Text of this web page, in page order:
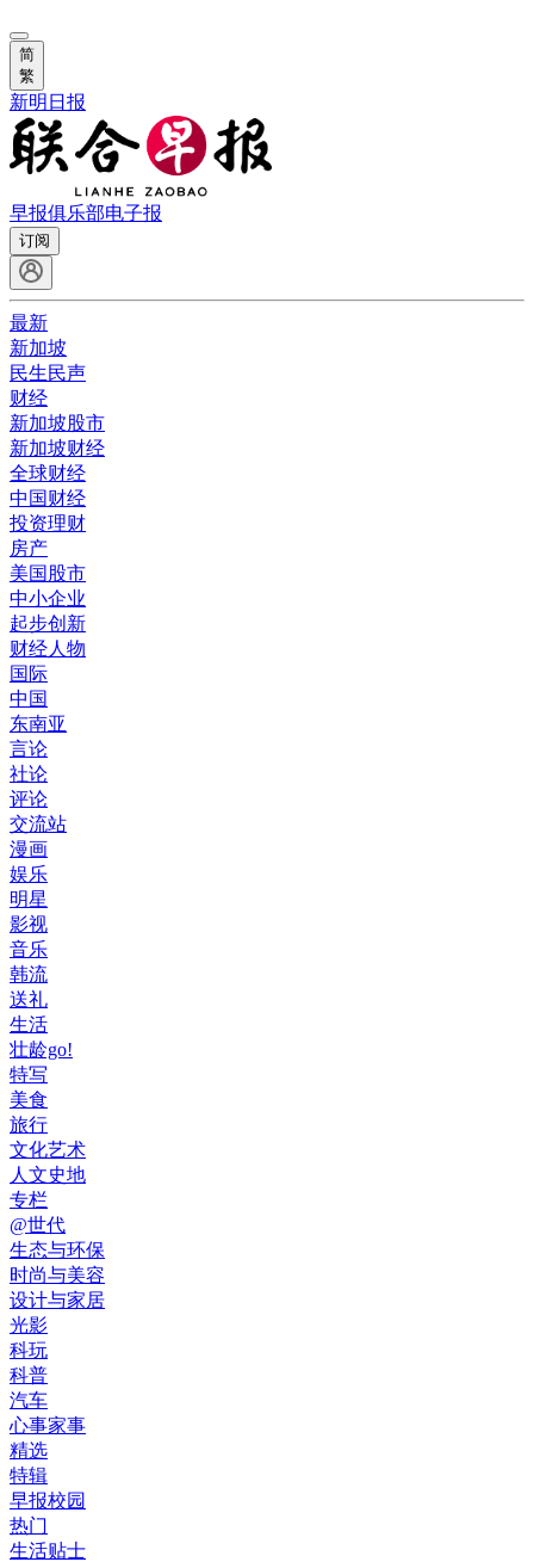
简
繁
新明日报
早报俱乐部电子报
订阅
最新
新加坡
民生民声
财经
新加坡股市
新加坡财经
全球财经
中国财经
投资理财
房产
美国股市
中小企业
起步创新
财经人物
国际
中国
东南亚
言论
社论
评论
交流站
漫画
娱乐
明星
影视
音乐
韩流
送礼
生活
壮龄go!
特写
美食
旅行
文化艺术
人文史地
专栏
@世代
生态与环保
时尚与美容
设计与家居
光影
科玩
科普
汽车
心事家事
精选
特辑
早报校园
热门
生活贴士